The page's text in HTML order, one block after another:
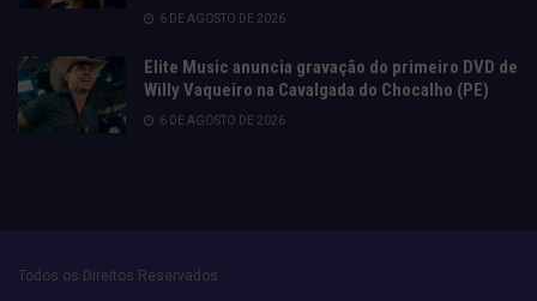
6 DE AGOSTO DE 2026
Elite Music anuncia gravação do primeiro DVD de
Willy Vaqueiro na Cavalgada do Chocalho (PE)
6 DE AGOSTO DE 2026
Todos os Direitos Reservados